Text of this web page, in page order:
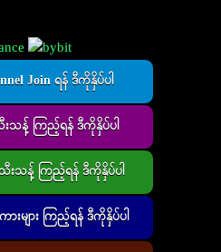
Join ရန် ဒီကိုနှိပ်ပါ
းသန့် ကြည့်ရန် ဒီကိုနှိပ်ပါ
သီးသန့် ကြည့်ရန် ဒီကိုနှိပ်ပါ
ားများ ကြည့်ရန် ဒီကိုနှိပ်ပါ